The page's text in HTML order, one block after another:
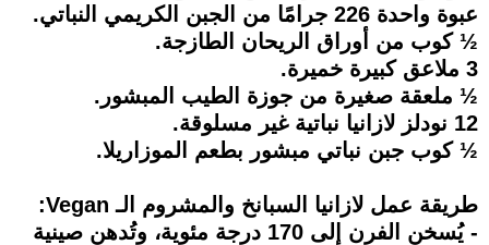
عبوة واحدة 226 جرامًا من الجبن الكريمي النباتي.
½ كوب من أوراق الريحان الطازجة.
3 ملاعق كبيرة خميرة.
½ ملعقة صغيرة من جوزة الطيب المبشور.
12 نودلز لازانيا نباتية غير مسلوقة.
½ كوب جبن نباتي مبشور بطعم الموزاريلا.
طريقة عمل لازانيا السبانخ والمشروم الـ Vegan:
- يُسخن الفرن إلى 170 درجة مئوية، وتُدهن صينية